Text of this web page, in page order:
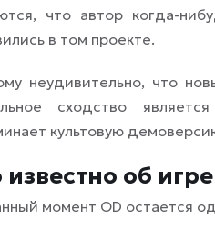
что автор когда-
в том проекте.
неудивительно, что
сходство
культовую
известно об
момент OD остается